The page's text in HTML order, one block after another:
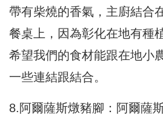
帶有柴燒的香氣，主廚結合
餐桌上，因為彰化在地有種
希望我們的食材能跟在地小
一些連結跟結合。
8.阿爾薩斯燉豬腳：阿爾薩